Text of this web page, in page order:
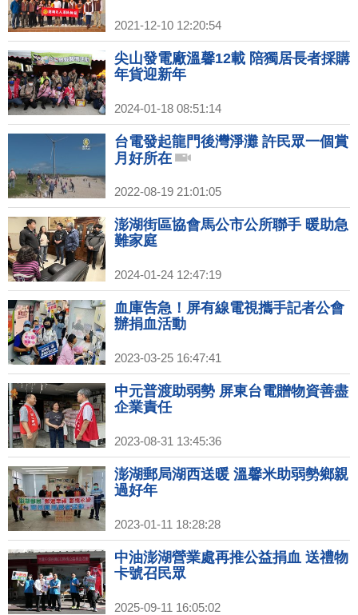
2021-12-10 12:20:54
尖山發電廠溫馨12載 陪獨居長者採購
年貨迎新年
2024-01-18 08:51:14
台電發起龍門後灣淨灘 許民眾一個賞
月好所在
2022-08-19 21:01:05
澎湖街區協會馬公市公所聯手 暖助急
難家庭
2024-01-24 12:47:19
血庫告急！屏有線電視攜手記者公會
辦捐血活動
2023-03-25 16:47:41
中元普渡助弱勢 屏東台電贈物資善盡
企業責任
2023-08-31 13:45:36
澎湖郵局湖西送暖 溫馨米助弱勢鄉親
過好年
2023-01-11 18:28:28
中油澎湖營業處再推公益捐血 送禮物
卡號召民眾
2025-09-11 16:05:02